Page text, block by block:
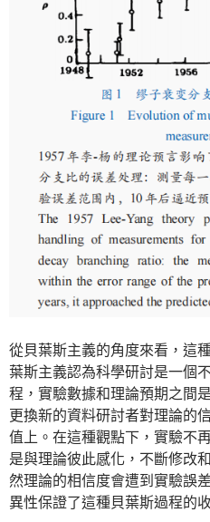
從貝葉斯主義的角度來看，這
葉斯主義認為科學研討是一個
程，實驗數據和理論預期之間
更換新的資料研討者對理論的
值上。在這種觀點下，實驗不
是與理論彼此感化，不斷修改
然理論的相信度會遭到實驗誤
異性保證了這種貝葉斯過程的